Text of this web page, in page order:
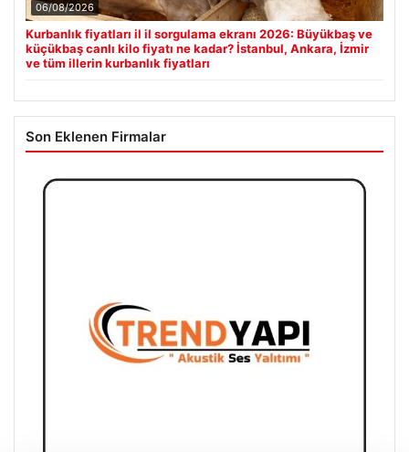
06/08/2026
Kurbanlık fiyatları il il sorgulama ekranı 2026: Büyükbaş ve
küçükbaş canlı kilo fiyatı ne kadar? İstanbul, Ankara, İzmir
ve tüm illerin kurbanlık fiyatları
Son Eklenen Firmalar